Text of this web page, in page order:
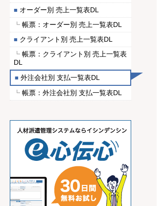
オーダー別 売上一覧表DL
帳票：オーダー別 売上一覧表DL
クライアント別 売上一覧表DL
帳票：クライアント別 売上一覧表
DL
外注会社別 支払一覧表DL
帳票：外注会社別 支払一覧表DL